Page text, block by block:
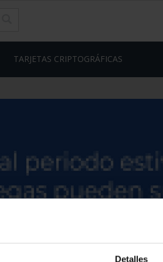
Detalles
TARJETAS CRIPTOGRÁFICAS